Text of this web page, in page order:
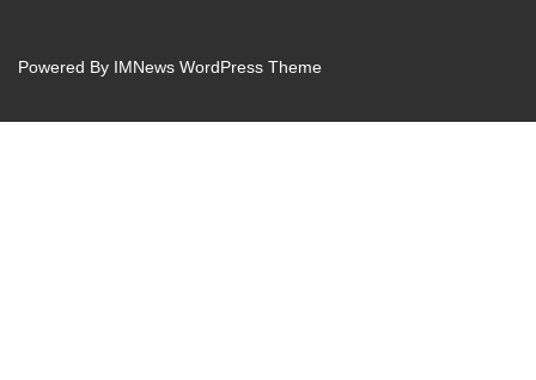
Powered By IMNews WordPress Theme